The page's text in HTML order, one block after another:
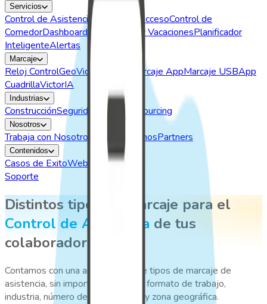
Servicios
Control de Asistencia Control de AccesoControl de
ComedorDashboard BI Permisos y VacacionesPlanificador
InteligenteAlertas
Marcaje
Reloj ControlGeoVictoria Web Marcaje AppMarcaje USBApp
CuadrillaVictorIA
Industrias
ConstrucciónSeguridad Retail Outsourcing
Nosotros
Trabaja con Nosotros Quiénes somosPartners
Contenidos
Casos de ExitoWebinars
Soporte
Distintos tipos de marcaje para el
Control de Asistencia de tus
colaboradores
Contamos con una amplia gama de tipos de marcaje de
asistencia, sin importar cual sea tu formato de trabajo,
industria, número de trabajadores y zona geográfica.